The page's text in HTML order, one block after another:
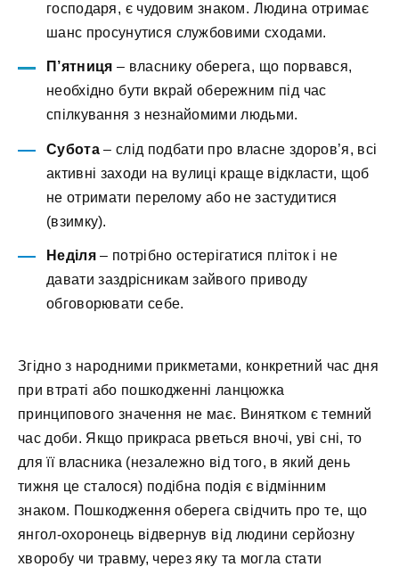
господаря, є чудовим знаком. Людина отримає
шанс просунутися службовими сходами.
П’ятниця – власнику оберега, що порвався,
необхідно бути вкрай обережним під час
спілкування з незнайомими людьми.
Субота– слід подбати про власне здоров’я, всі
активні заходи на вулиці краще відкласти, щоб
не отримати перелому або не застудитися
(взимку).
Неділя– потрібно остерігатися пліток і не
давати заздрісникам зайвого приводу
обговорювати себе.
Згідно з народними прикметами, конкретний час дня
при втраті або пошкодженні ланцюжка
принципового значення не має. Винятком є темний
час доби. Якщо прикраса рветься вночі, уві сні, то
для її власника (незалежно від того, в який день
тижня це сталося) подібна подія є відмінним
знаком. Пошкодження оберега свідчить про те, що
янгол-охоронець відвернув від людини серйозну
хворобу чи травму, через яку та могла стати